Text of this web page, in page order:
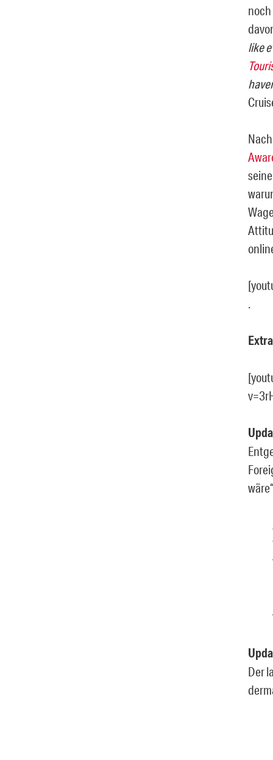
noch
like
.
Der